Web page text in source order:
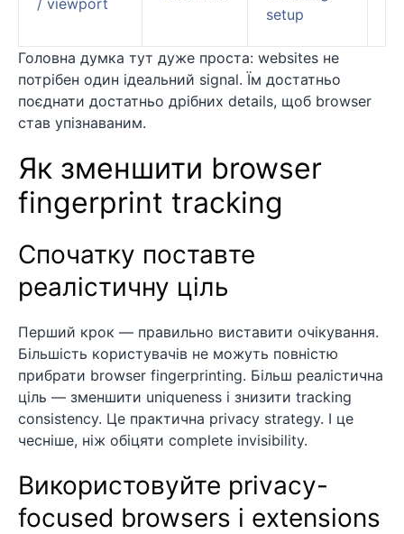
setup
Головна думка тут дуже проста: websites не
потрібен один ідеальний signal. Їм достатньо
поєднати достатньо дрібних details, щоб browser
став упізнаваним.
Як зменшити browser
fingerprint tracking
Спочатку поставте
реалістичну ціль
Перший крок — правильно виставити очікування.
Більшість користувачів не можуть повністю
прибрати browser fingerprinting. Більш реалістична
ціль — зменшити uniqueness і знизити tracking
consistency. Це практична privacy strategy. І це
чесніше, ніж обіцяти complete invisibility.
Використовуйте privacy-
focused browsers і extensions